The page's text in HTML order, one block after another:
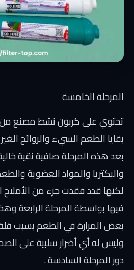
المرحلة الخامسة
تحتوي على كربون نشط مصنع من
بقايا الطعم السيء والروائح
بعد هذه المرحلة صافية نقية
والبكتريا والمواد العضوية
لكنها قدد فقدت جزء من الأملاح
فيها بواسطة المرحلة الرابعة
بعض المرارة في الطعم بسبب قلة
وليس له أي أضرار سلبية على
دور المرحلة السادسة .